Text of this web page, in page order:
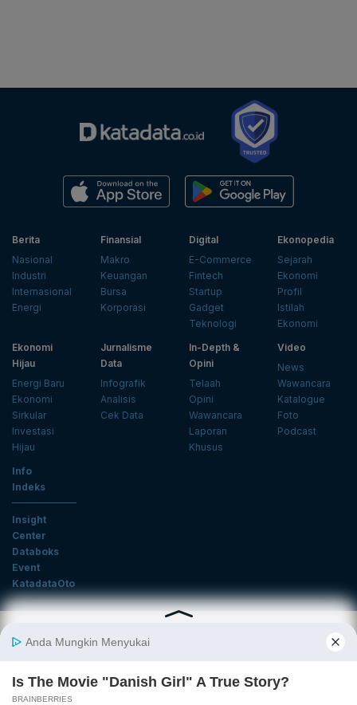
Berita
Nasional
Industri
Internasional
Energi
Finansial
Makro
Keuangan
Bursa
Korporasi
Digital
E-Commerce
Fintech
Startup
Gadget
Teknologi
Ekonopedia
Sejarah
Ekonomi
Profil
Istilah
Ekonomi
Ekonomi
Hijau
Energi Baru
Ekonomi
Sirkular
Investasi
Hijau
Jurnalisme
Data
Infografik
Analisis
Cek Data
In-Depth &
Opini
Telaah
Opini
Wawancara
Laporan
Khusus
Video
News
Wawancara
Katalogue
Foto
Podcast
Info
Indeks
Insight
Center
Databoks
Event
KatadataOto
Email